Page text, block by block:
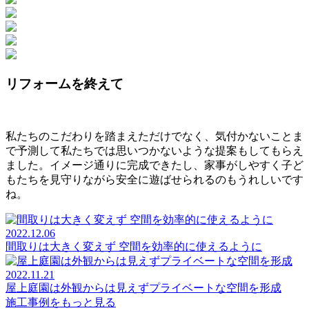
リフォームを終えて
私たちのこだわりを踏まえただけでなく、気付かないことま
で予測して私たちでは思いつかないような提案もしてもらえ
ました。イメージ通りに完成できたし、家事がしやすく子ど
もたちを見守りながら安全に遊ばせられるのもうれしいです
ね。
2022.12.06
間取りは大きく変えず 空間を効率的に使えるように
2022.11.21
屋上庭園は外観からは見えずプライベートな空間を形成
施工事例をもっと見る